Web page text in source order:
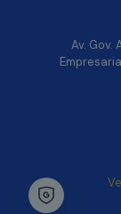
Av. Gov.